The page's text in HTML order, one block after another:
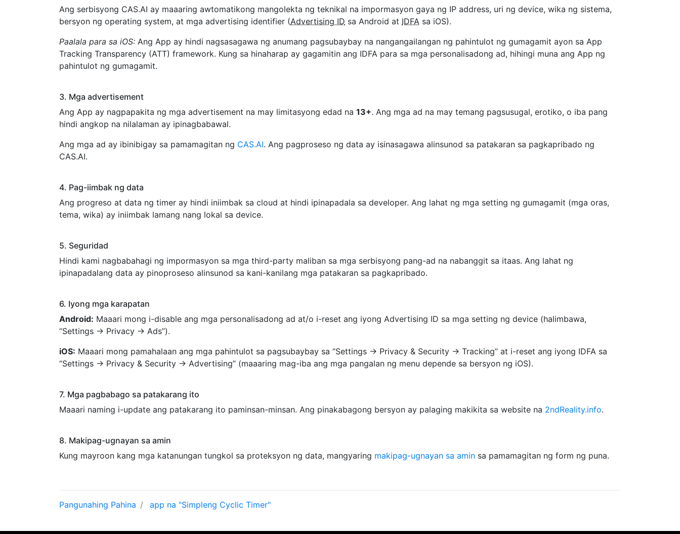
Ang serbisyong CAS.AI ay maaaring awtomatikong mangolekta ng teknikal na impormasyon gaya ng IP address, uri ng device, wika ng sistema,
bersyon ng operating system, at mga advertising identifier (Advertising ID sa Android at IDFA sa iOS).
Paalala para sa iOS: Ang App ay hindi nagsasagawa ng anumang pagsubaybay na nangangailangan ng pahintulot ng gumagamit ayon sa App
Tracking Transparency (ATT) framework. Kung sa hinaharap ay gagamitin ang IDFA para sa mga personalisadong ad, hihingi muna ang App ng
pahintulot ng gumagamit.
3. Mga advertisement
Ang App ay nagpapakita ng mga advertisement na may limitasyong edad na 13+. Ang mga ad na may temang pagsusugal, erotiko, o iba pang
hindi angkop na nilalaman ay ipinagbabawal.
Ang mga ad ay ibinibigay sa pamamagitan ng CAS.AI. Ang pagproseso ng data ay isinasagawa alinsunod sa patakaran sa pagkapribado ng
CAS.AI.
4. Pag-iimbak ng data
Ang progreso at data ng timer ay hindi iniimbak sa cloud at hindi ipinapadala sa developer. Ang lahat ng mga setting ng gumagamit (mga oras,
tema, wika) ay iniimbak lamang nang lokal sa device.
5. Seguridad
Hindi kami nagbabahagi ng impormasyon sa mga third-party maliban sa mga serbisyong pang-ad na nabanggit sa itaas. Ang lahat ng
ipinapadalang data ay pinoproseso alinsunod sa kani-kanilang mga patakaran sa pagkapribado.
6. Iyong mga karapatan
Android: Maaari mong i-disable ang mga personalisadong ad at/o i-reset ang iyong Advertising ID sa mga setting ng device (halimbawa,
“Settings → Privacy → Ads”).
iOS: Maaari mong pamahalaan ang mga pahintulot sa pagsubaybay sa “Settings → Privacy & Security → Tracking” at i-reset ang iyong IDFA sa
“Settings → Privacy & Security → Advertising” (maaaring mag-iba ang mga pangalan ng menu depende sa bersyon ng iOS).
7. Mga pagbabago sa patakarang ito
Maaari naming i-update ang patakarang ito paminsan-minsan. Ang pinakabagong bersyon ay palaging makikita sa website na 2ndReality.info.
8. Makipag-ugnayan sa amin
Kung mayroon kang mga katanungan tungkol sa proteksyon ng data, mangyaring makipag-ugnayan sa amin sa pamamagitan ng form ng puna.
Pangunahing Pahina app na "Simpleng Cyclic Timer"